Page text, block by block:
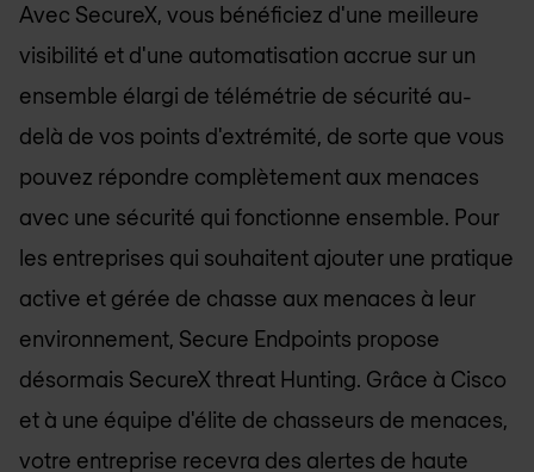
Avec SecureX, vous bénéficiez d'une meilleure
visibilité et d'une automatisation accrue sur un
ensemble élargi de télémétrie de sécurité au-
delà de vos points d'extrémité, de sorte que vous
pouvez répondre complètement aux menaces
avec une sécurité qui fonctionne ensemble. Pour
les entreprises qui souhaitent ajouter une pratique
active et gérée de chasse aux menaces à leur
environnement, Secure Endpoints propose
désormais SecureX threat Hunting. Grâce à Cisco
et à une équipe d'élite de chasseurs de menaces,
votre entreprise recevra des alertes de haute